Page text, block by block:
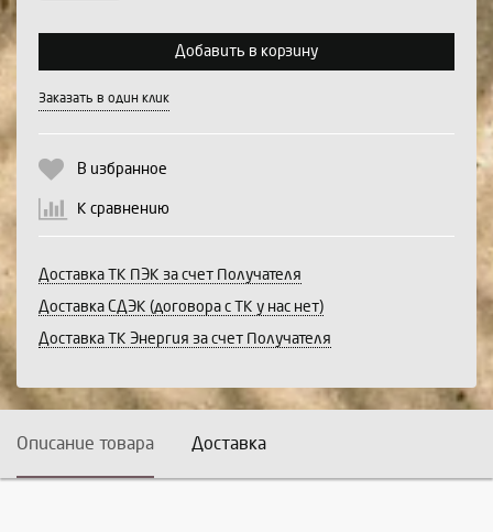
Выберите количество:
Продолжить Отмена
Добавить в корзину
Заказать в один клик
В избранное
К сравнению
Доставка ТК ПЭК за счет Получателя
Доставка СДЭК (договора с ТК у нас нет)
Доставка ТК Энергия за счет Получателя
Описание товара Доставка